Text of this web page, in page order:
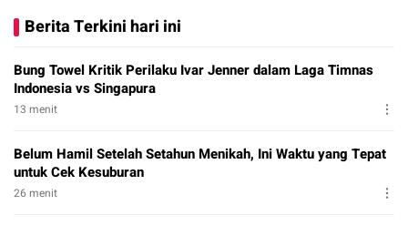
Berita Terkini hari ini
Bung Towel Kritik Perilaku Ivar Jenner dalam Laga Timnas
Indonesia vs Singapura
13 menit
Belum Hamil Setelah Setahun Menikah, Ini Waktu yang Tepat
untuk Cek Kesuburan
26 menit